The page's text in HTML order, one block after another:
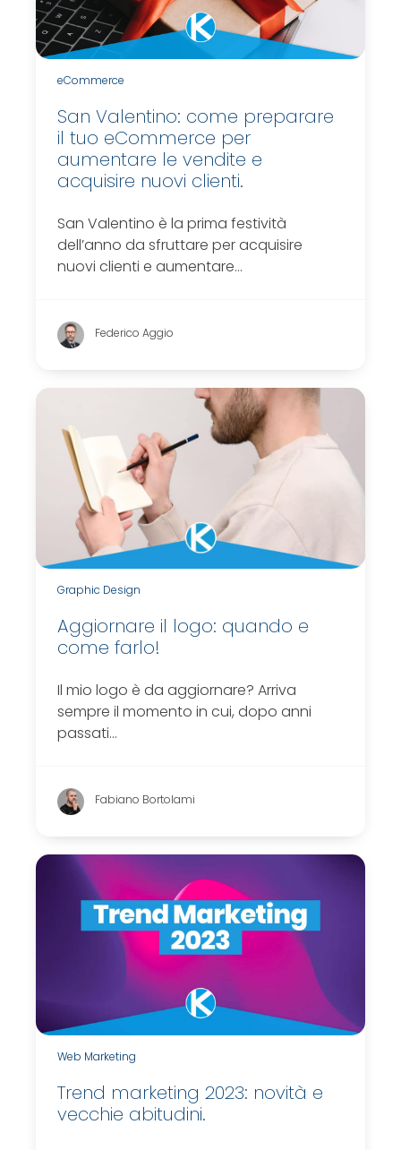
eCommerce
San Valentino: come preparare
il tuo eCommerce per
aumentare le vendite e
acquisire nuovi clienti.
San Valentino è la prima festività
dell’anno da sfruttare per acquisire
nuovi clienti e aumentare…
Federico Aggio
Graphic Design
Aggiornare il logo: quando e
come farlo!
Il mio logo è da aggiornare? Arriva
sempre il momento in cui, dopo anni
passati…
Fabiano Bortolami
Web Marketing
Trend marketing 2023: novità e
vecchie abitudini.